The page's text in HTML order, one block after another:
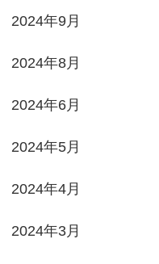
2024年9月
2024年8月
2024年6月
2024年5月
2024年4月
2024年3月